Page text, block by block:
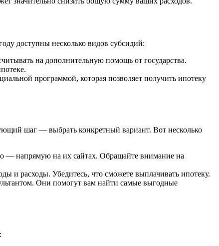
доступны несколько видов субсидий:
на дополнительную помощь от государства.
программой, которая позволяет получить ипотеку
шаг — выбрать конкретный вариант. Вот несколько
— напрямую на их сайтах. Обращайте внимание на
и расходы. Убедитесь, что сможете выплачивать ипотеку.
Они помогут вам найти самые выгодные